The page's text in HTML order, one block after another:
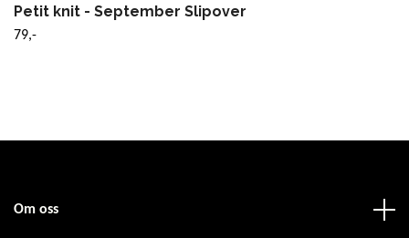
Petit knit - September Slipover
79,-
Om oss